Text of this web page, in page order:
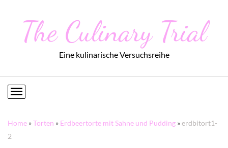
The Culinary Trial
Eine kulinarische Versuchsreihe
Home »Torten » Erdbeertorte mit Sahne und Pudding »erdbitort1-
2